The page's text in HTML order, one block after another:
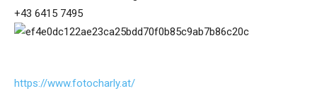
+43 6415 7495
https://www.fotocharly.at/